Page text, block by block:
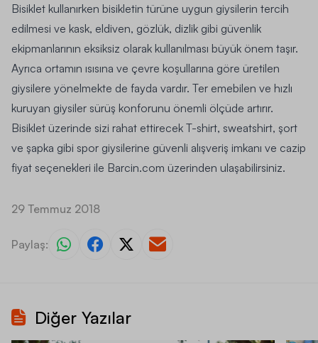
Bisiklet kullanırken bisikletin türüne uygun giysilerin tercih
edilmesi ve kask, eldiven, gözlük, dizlik gibi güvenlik
ekipmanlarının eksiksiz olarak kullanılması büyük önem taşır.
Ayrıca ortamın ısısına ve çevre koşullarına göre üretilen
giysilere yönelmekte de fayda vardır. Ter emebilen ve hızlı
kuruyan giysiler sürüş konforunu önemli ölçüde artırır.
Bisiklet üzerinde sizi rahat ettirecek T-shirt, sweatshirt, şort
ve şapka gibi spor giysilerine güvenli alışveriş imkanı ve cazip
fiyat seçenekleri ile Barcin.com üzerinden ulaşabilirsiniz.
29 Temmuz 2018
Paylaş:
Diğer Yazılar